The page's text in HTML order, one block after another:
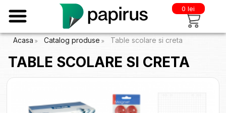
0 lei
Acasa Catalog produse Table scolare si creta
TABLE SCOLARE SI CRETA